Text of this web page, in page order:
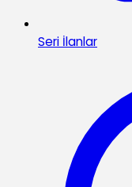
Seri İlanlar